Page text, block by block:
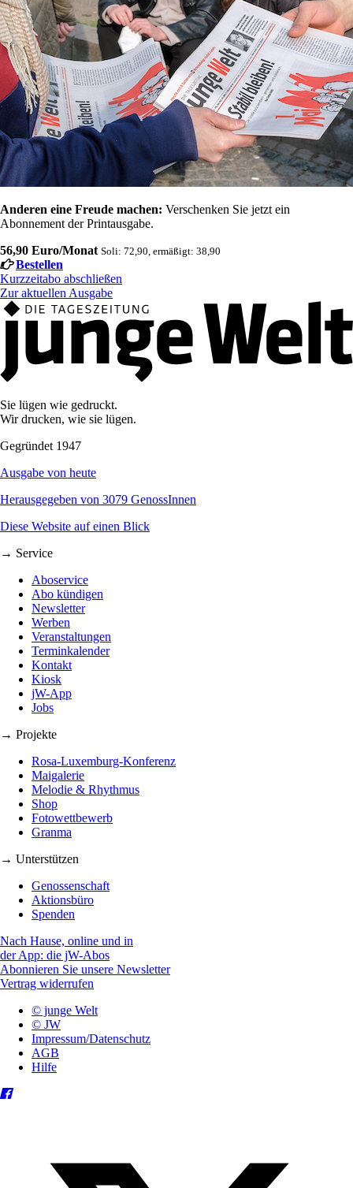
Anderen eine Freude machen: Verschenken Sie jetzt ein
Abonnement der Printausgabe.
56,90 Euro/Monat Soli: 72,90, ermäßigt: 38,90
Bestellen
Kurzzeitabo abschließen
Zur aktuellen Ausgabe
Sie lügen wie gedruckt.
Wir drucken, wie sie lügen.
Gegründet 1947
Ausgabe von heute
Herausgegeben von 3079 GenossInnen
Diese Website auf einen Blick
→ Service
Aboservice
Abo kündigen
Newsletter
Werben
Veranstaltungen
Terminkalender
Kontakt
Kiosk
jW-App
Jobs
→ Projekte
Rosa-Luxemburg-Konferenz
Maigalerie
Melodie & Rhythmus
Shop
Fotowettbewerb
Granma
→ Unterstützen
Genossenschaft
Aktionsbüro
Spenden
Nach Hause, online und in
der App: die jW-Abos
Abonnieren Sie unsere Newsletter
Vertrag widerrufen
© junge Welt
© JW
Impressum/Datenschutz
AGB
Hilfe